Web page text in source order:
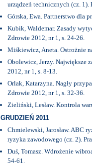
urządzeń technicznych (cz. 1).
Górska, Ewa. Partnerstwo dla
Kubik, Waldemar. Zasady
Zdrowie 2012, nr 1, s. 24-26.
Miśkiewicz, Aneta. Ostrożnie
Obolewicz, Jerzy. Największe
2012, nr 1, s. 8-13.
Orlak, Katarzyna. Nagły
Zdrowie 2012, nr 1, s. 32-36.
Zieliński, Lesław. Kontrola
GRUDZIEŃ 2011
Chmielewski, Jarosław. ABC
ryzyka zawodowego (cz. 2).
Duś, Tomasz. Wdrożenie
54-61.